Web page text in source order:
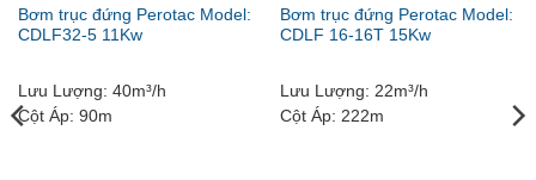
Bơm trục đứng Perotac Model:
CDLF32-5 11Kw
Lưu Lượng: 40m³/h
Cột Áp: 90m
Bơm trục đứng Perotac Model:
CDLF 16-16T 15Kw
Lưu Lượng: 22m³/h
Cột Áp: 222m